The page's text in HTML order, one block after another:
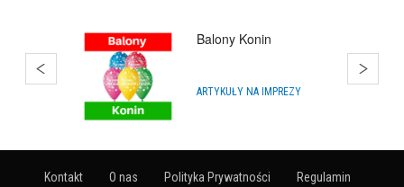
Hurtownia Balonów
HURTOWNIE
Kontakt O nas Polityka Prywatności
Regulamin